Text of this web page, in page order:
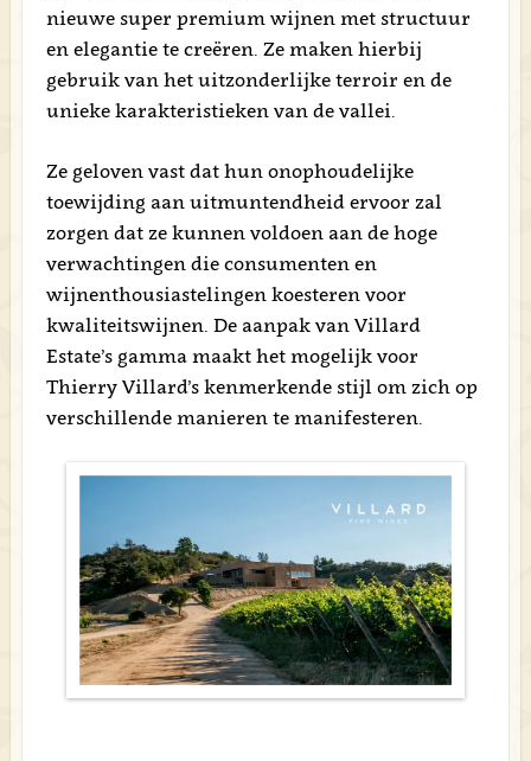
nieuwe super premium wijnen met structuur
en elegantie te creëren. Ze maken hierbij
gebruik van het uitzonderlijke terroir en de
unieke karakteristieken van de vallei.
Ze geloven vast dat hun onophoudelijke
toewijding aan uitmuntendheid ervoor zal
zorgen dat ze kunnen voldoen aan de hoge
verwachtingen die consumenten en
wijnenthousiastelingen koesteren voor
kwaliteitswijnen. De aanpak van Villard
Estate’s gamma maakt het mogelijk voor
Thierry Villard’s kenmerkende stijl om zich op
verschillende manieren te manifesteren.